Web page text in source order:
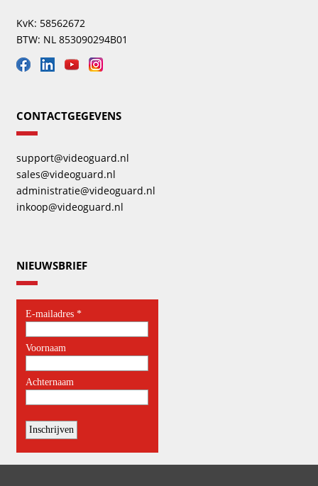
KvK: 58562672
BTW: NL 853090294B01
CONTACTGEGEVENS
support@videoguard.nl
sales@videoguard.nl
administratie@videoguard.nl
inkoop@videoguard.nl
NIEUWSBRIEF